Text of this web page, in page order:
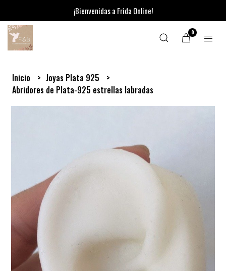
¡Bienvenidas a Frida Online!
0
Inicio
Joyas Plata 925
Abridores de Plata-925 estrellas labradas